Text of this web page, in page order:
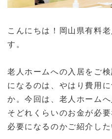
こんにちは！岡山県有料
す。
老人ホームへの入居をご
になるのは、やはり費用
か。今回は、老人ホーム
そどれくらいのお金が必
必要になるのかご紹介した